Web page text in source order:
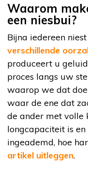
Waarom
een niesbui?
Bijna iedereen
verschillende
produceert u
proces langs uw
waarop we dat
waar de ene dat
de ander met volle
longcapaciteit is
ingeademd, hoe
artikel uitleggen.